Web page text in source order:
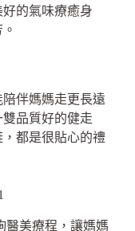
的氣味療癒身
伴媽媽走更長遠
品質好的健走
都是很貼心的禮
醫美療程，讓媽媽